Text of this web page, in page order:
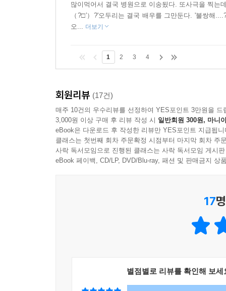
많이먹어서 결국 병원으로 이송됬다. 또사극을 찍는
（?□′）?'오두리는 결국 배우를 그만둔다. '불쌍해
오... 더보기
1 2 3 4
회원리뷰 (17건)
매주 10건의 우수리뷰를 선정하여 YES포인트 3만원을 드
3,000원 이상 구매 후 리뷰 작성 시 일반회원 300원, 마니
eBook은 다운로드 후 작성한 리뷰만 YES포인트 지급됩니
클래스는 첫번째 회차 주문확정 시점부터 마지막 회차 주
사락 독서모임으로 진행된 클래스는 사락 독서모임 게시
eBook 페이백, CD/LP, DVD/Blu-ray, 패션 및 판매금지 상
17
별점별로 리뷰를 확인해 보세